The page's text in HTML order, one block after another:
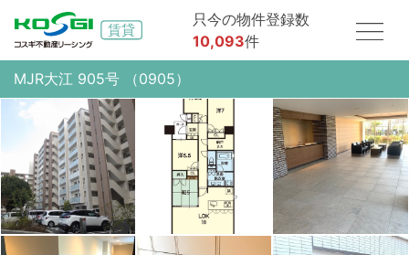
只今の物件登録数
10,093件
MJR大江 905号 （0905）